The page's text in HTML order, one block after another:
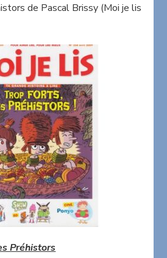
de Pascal Brissy (Moi je lis
Préhistors